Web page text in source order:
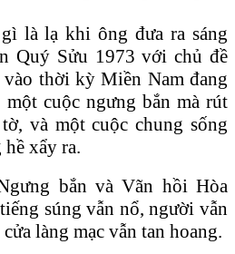
là lạ khi ông đưa ra sáng
Quý Sửu 1973 với chủ đề
vào thời kỳ Miền Nam đang
cuộc ngưng bắn mà rút
và một cuộc chung sống
xẩy ra.
bắn và Vãn hồi Hòa
súng vẫn nổ, người vẫn
làng mạc vẫn tan hoang.